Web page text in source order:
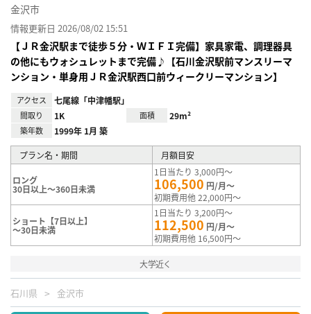
金沢市
情報更新日 2026/08/02 15:51
【ＪＲ金沢駅まで徒歩５分・ＷＩＦＩ完備】家具家電、調理器具
の他にもウォシュレットまで完備♪【石川金沢駅前マンスリーマ
ンション・単身用ＪＲ金沢駅西口前ウィークリーマンション】
アクセス 七尾線「中津幡駅」
間取り 1K 面積 29m²
築年数 1999年 1月 築
プラン名・期間 月額目安
ロング
30日以上～360日未満
1日当たり 3,000円～
106,500 円/月～
初期費用他 22,000円～
ショート【7日以上】
～30日未満
1日当たり 3,200円～
112,500 円/月～
初期費用他 16,500円～
大学近く
石川県 金沢市